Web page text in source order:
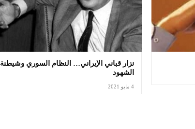
نزار قباني الإيراني… النظام السوري وشيطنة
الشهود
4 مايو 2021